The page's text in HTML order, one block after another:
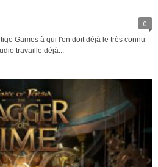
0
Games à qui l'on doit déjà le très connu
travaille déjà...